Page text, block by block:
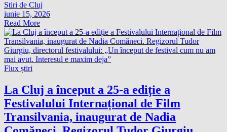
Stiri de Cluj
iunie 15, 2026
Read More
Flux știri
La Cluj a început a 25-a ediție a
Festivalului Internațional de Film
Transilvania, inaugurat de Nadia